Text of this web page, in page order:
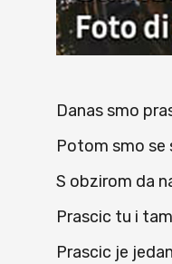
Danas smo
Potom smo se
S obzirom da
Prascic tu i
Prascic je